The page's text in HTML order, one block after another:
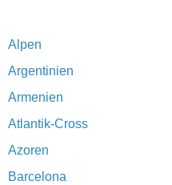
Alpen
Argentinien
Armenien
Atlantik-Cross
Azoren
Barcelona